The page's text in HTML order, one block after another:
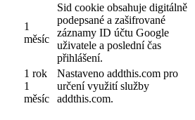
1
měsíc
Sid cookie obsahuje digitálně
podepsané a zašifrované
záznamy ID účtu Google
uživatele a poslední čas
přihlášení.
1 rok
1
měsíc
Nastaveno addthis.com pro
určení využití služby
addthis.com.